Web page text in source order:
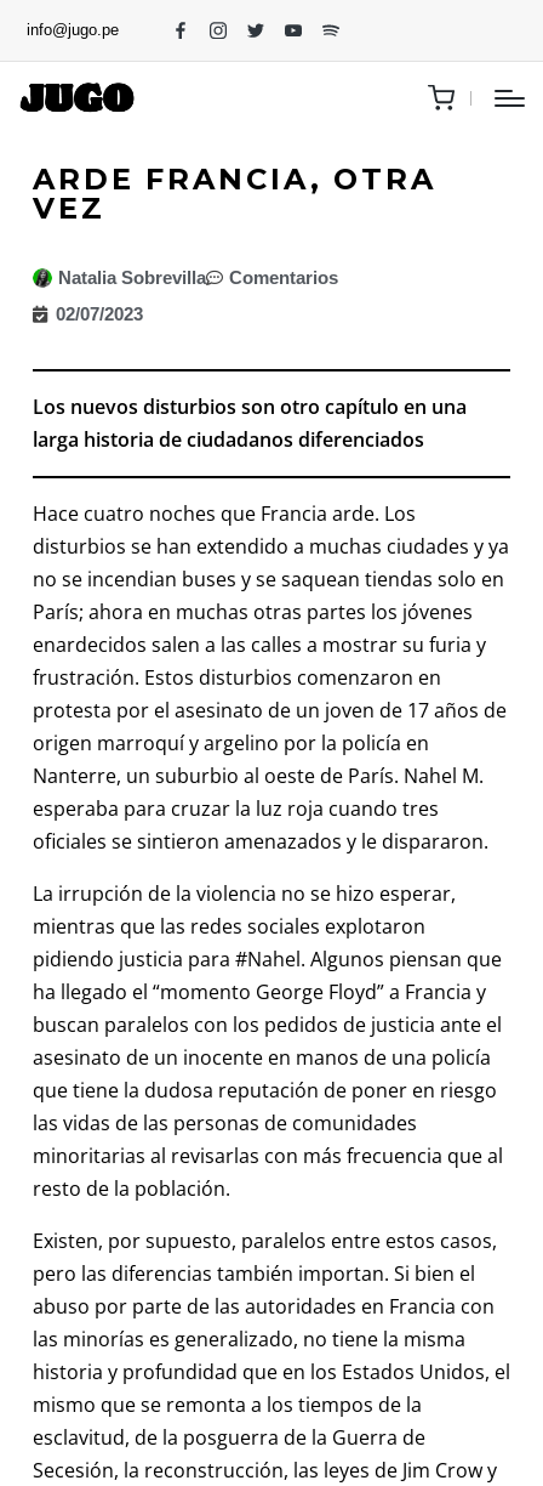
info@jugo.pe
ARDE FRANCIA, OTRA
VEZ
Natalia Sobrevilla
Comentarios
02/07/2023
Los nuevos disturbios son otro capítulo en una
larga historia de ciudadanos diferenciados
Hace cuatro noches que Francia arde. Los
disturbios se han extendido a muchas ciudades y ya
no se incendian buses y se saquean tiendas solo en
París; ahora en muchas otras partes los jóvenes
enardecidos salen a las calles a mostrar su furia y
frustración. Estos disturbios comenzaron en
protesta por el asesinato de un joven de 17 años de
origen marroquí y argelino por la policía en
Nanterre, un suburbio al oeste de París. Nahel M.
esperaba para cruzar la luz roja cuando tres
oficiales se sintieron amenazados y le dispararon.
La irrupción de la violencia no se hizo esperar,
mientras que las redes sociales explotaron
pidiendo justicia para #Nahel. Algunos piensan que
ha llegado el “momento George Floyd” a Francia y
buscan paralelos con los pedidos de justicia ante el
asesinato de un inocente en manos de una policía
que tiene la dudosa reputación de poner en riesgo
las vidas de las personas de comunidades
minoritarias al revisarlas con más frecuencia que al
resto de la población.
Existen, por supuesto, paralelos entre estos casos,
pero las diferencias también importan. Si bien el
abuso por parte de las autoridades en Francia con
las minorías es generalizado, no tiene la misma
historia y profundidad que en los Estados Unidos, el
mismo que se remonta a los tiempos de la
esclavitud, de la posguerra de la Guerra de
Secesión, la reconstrucción, las leyes de Jim Crow y